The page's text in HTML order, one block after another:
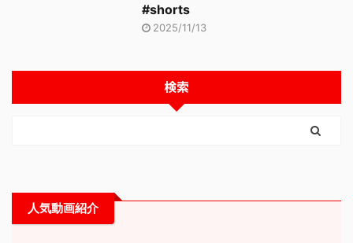
#shorts
2025/11/13
検索
人気動画紹介